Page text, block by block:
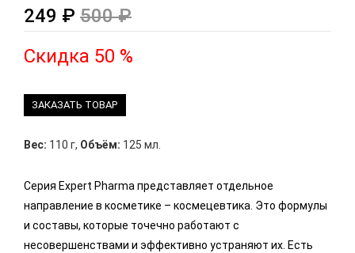
249 ₽ 500 ₽
Скидка 50 %
ЗАКАЗАТЬ ТОВАР
Вес: 110 г, Объём: 125 мл.
Серия Expert Pharma представляет отдельное
направление в косметике – космецевтика. Это формулы
и составы, которые точечно работают с
несовершенствами и эффективно устраняют их. Есть